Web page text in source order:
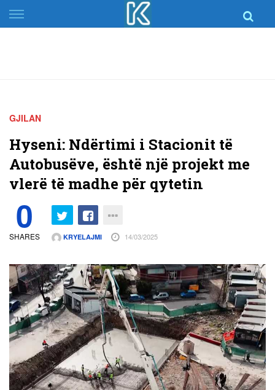
Skip
to
GJILAN
Hyseni: Ndërtimi i Stacionit të
Autobusëve, është një projekt me
vlerë të madhe për qytetin
0
SHARES KRYELAJMI 14/03/2025